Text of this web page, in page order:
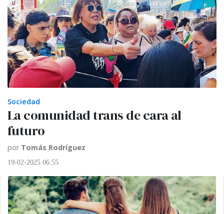
Sociedad
La comunidad trans de cara al
futuro
por Tomás Rodríguez
19-02-2025 06:55